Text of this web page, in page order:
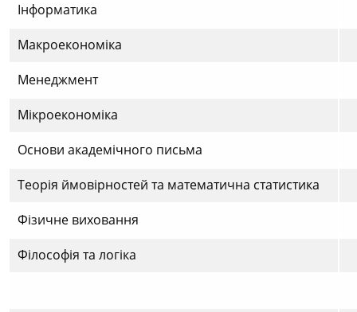
Інформатика
Макроекономіка
Менеджмент
Мікроекономіка
Основи академічного письма
Теорія ймовірностей та математична статистика
Фізичне виховання
Філософія та логіка